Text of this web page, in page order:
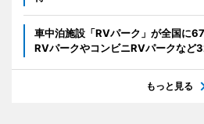
車中泊施設「RVパーク」が全国に
RVパークやコンビニRVパークなど
もっと見る